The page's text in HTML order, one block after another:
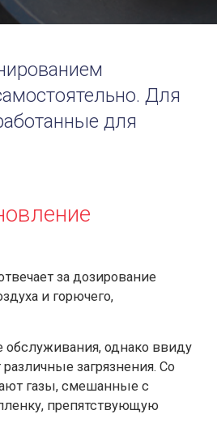
Для
для
за дозирование
и горючего,
однако ввиду
загрязнения. Со
газы, смешанные с
препятствующую